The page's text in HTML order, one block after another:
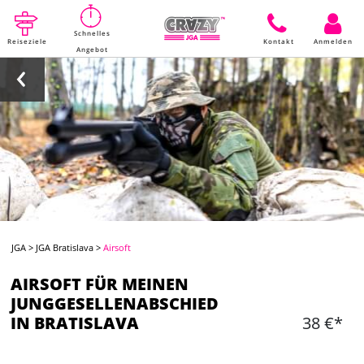
Reiseziele
Schnelles
Angebot
Kontakt Anmelden
JGA > JGA Bratislava >Airsoft
AIRSOFT FÜR MEINEN
JUNGGESELLENABSCHIED
IN BRATISLAVA
38 €*